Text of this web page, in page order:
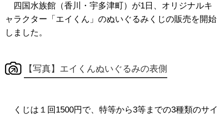
四国水族館（香川・宇多津町）が1日、オリジナルキ
ャラクター「エイくん」のぬいぐるみくじの販売を開始
しました。
【写真】エイくんぬいぐるみの表側
くじは １回1500円で、特等から3等までの3種類のサイ